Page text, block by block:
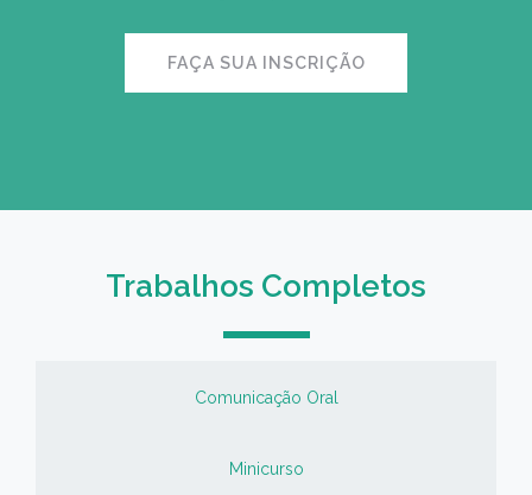
FAÇA SUA INSCRIÇÃO
Trabalhos Completos
Comunicação Oral
Minicurso